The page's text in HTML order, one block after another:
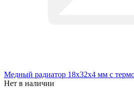
Медный радиатор 18х32х4 мм с
Нет в наличии